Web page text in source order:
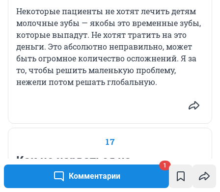
Комментарии
1
Некоторые пациенты не хотят лечить детям
молочные зубы — якобы это временные зубы,
которые выпадут. Не хотят тратить на это
деньги. Это абсолютно неправильно, может
быть огромное количество осложнений. Я за
то, чтобы решить маленькую проблему,
нежели потом решать глобальную.
17
Как не нарваться на
некачественную пломбу?